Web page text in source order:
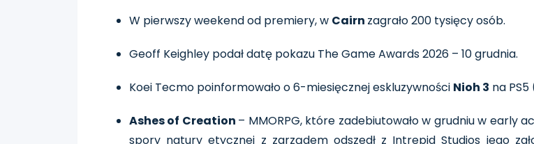
W pierwszy weekend od premiery, w Cairn zagrało 200 tysięcy osób.
Geoff Keighley podał datę pokazu The Game Awards 2026 – 10 grudnia.
Koei Tecmo poinformowało o 6-miesięcznej eskluzywności Nioh 3 na
Ashes of Creation – MMORPG, które zadebiutowało w grudniu w early
spory natury etycznej z zarządem odszedł z Intrepid Studios jego